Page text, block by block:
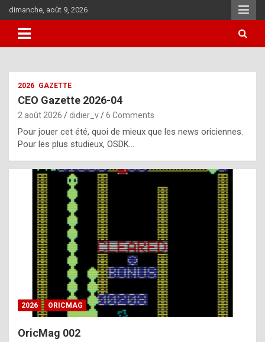
Skip
to
content
dimanche, août 9, 2026
i
u
l
y
d
i
ff
i
2026 GAZETTE
CEO Gazette 2026-04
2 août 2026 didier_v 6 Comments
Pour jouer cet été, quoi de mieux que les news oriciennes.
Pour les plus studieux, OSDK…
2026 ORICMAG
OricMag 002